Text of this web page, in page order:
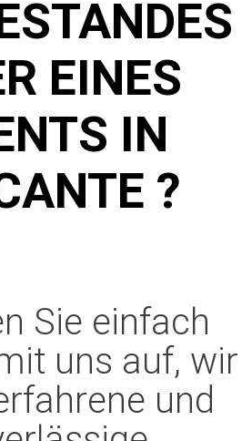
O
EINES E
IN A
?
Sie einfach
uns auf, wir
und